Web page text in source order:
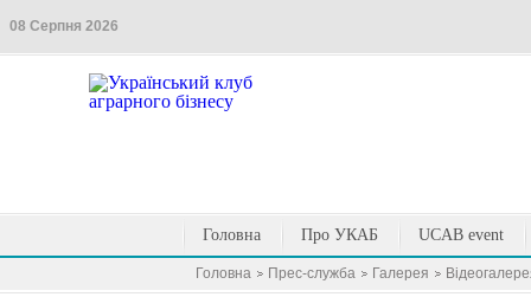
08 Серпня 2026
Головна Про УКАБ UCAB event
Головна Прес-служба Галерея